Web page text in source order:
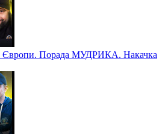
Порада МУДРИКА. Накачка